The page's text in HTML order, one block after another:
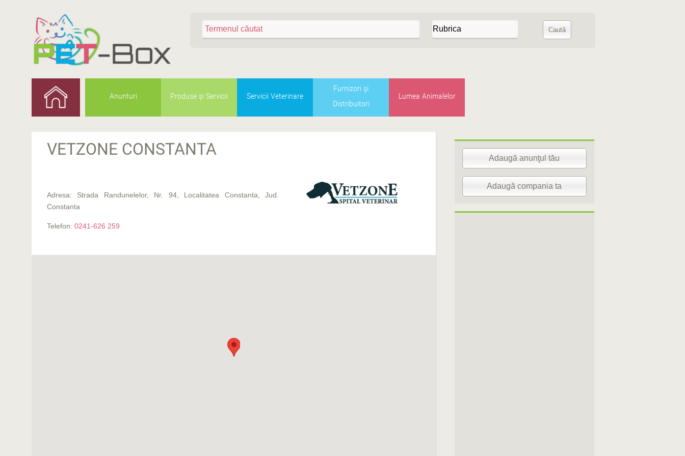
Anunturi Produse şi Servicii Servicii Veterinare
Furnizori şi
Distribuitori
Lumea Animalelor
VETZONE CONSTANTA
Adresa: Strada Randunelelor, Nr. 94, Localitatea Constanta, Jud.
Constanta
Telefon: 0241-626 259
Adaugă anunţul tău
Adaugă compania ta